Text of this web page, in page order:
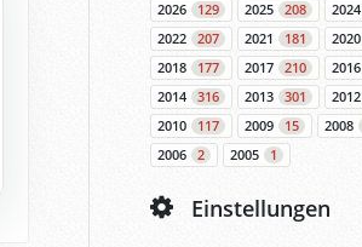
2026 129 2025 208 2024
2022
207 2021 181 2020
2018
177 2017 210 2016
2014
316 2013 301 2012
2010
117 2009 15 2008
2006
2 2005 1
Einstellungen